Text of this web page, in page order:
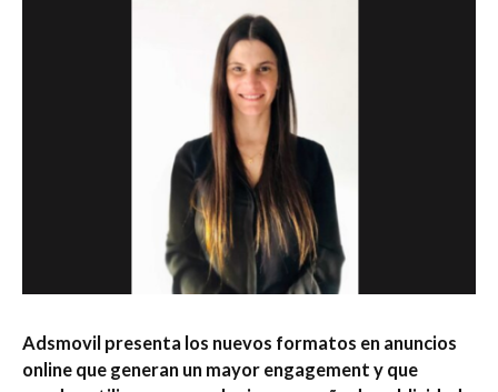
Adsmovil presenta los nuevos formatos en anuncios
online que generan un mayor engagement y que